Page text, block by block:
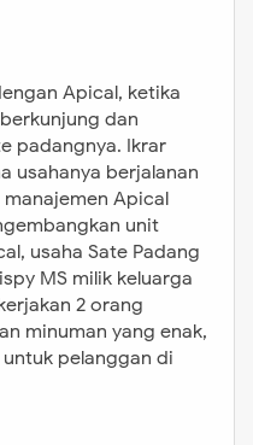
Apical, ketika
dan
padangnya. Ikrar
usahanya berjalanan
Apical
unit
usaha Sate Padang
MS milik keluarga
2 orang
minuman yang enak,
pelanggan di